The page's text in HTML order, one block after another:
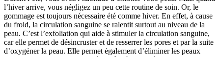
l’hiver arrive, vous négligez un peu cette routine de soin. Or, le
gommage est toujours nécessaire été comme hiver. En effet, à cause
du froid, la circulation sanguine se ralentit surtout au niveau de la
peau. C’est l’exfoliation qui aide à stimuler la circulation sanguine,
car elle permet de désincruster et de resserrer les pores et par la suite
d’oxygéner la peau. Elle permet également d’éliminer les peaux